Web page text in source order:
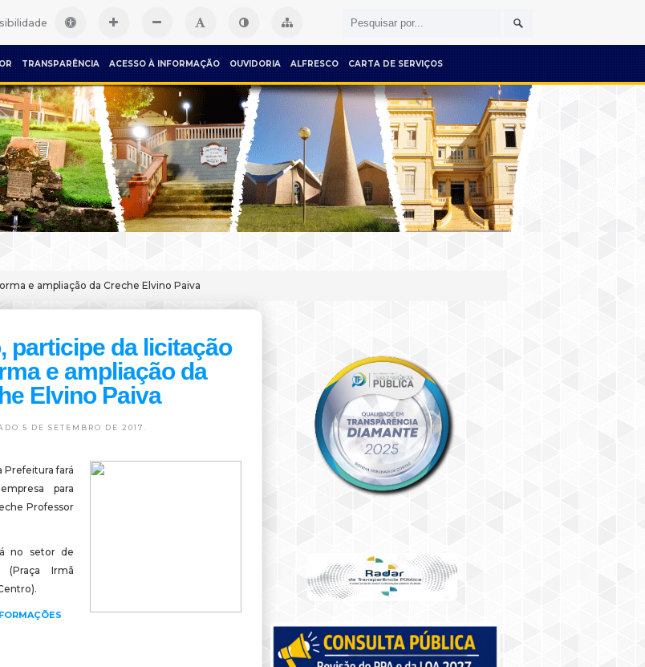
TRANSPARÊNCIA ACESSO À INFORMAÇÃO OUVIDORIA ALFRESCO CARTA DE SERVIÇOS
e ampliação da Creche Elvino Paiva
participe da licitação
e ampliação da
Elvino Paiva
5 DE SETEMBRO DE 2017.
Prefeitura fará
para
Professor
no setor de
(Praça Irmã